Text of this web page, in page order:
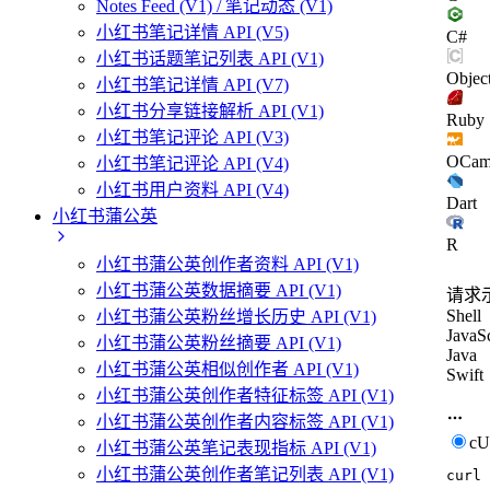
Notes Feed (V1) / 笔记动态 (V1)
小红书笔记详情 API (V5)
小红书话题笔记列表 API (V1)
小红书笔记详情 API (V7)
小红书分享链接解析 API (V1)
小红书笔记评论 API (V3)
小红书笔记评论 API (V4)
小红书用户资料 API (V4)
小红书蒲公英
小红书蒲公英创作者资料 API (V1)
小红书蒲公英数据摘要 API (V1)
小红书蒲公英粉丝增长历史 API (V1)
小红书蒲公英粉丝摘要 API (V1)
小红书蒲公英相似创作者 API (V1)
小红书蒲公英创作者特征标签 API (V1)
小红书蒲公英创作者内容标签 API (V1)
小红书蒲公英笔记表现指标 API (V1)
小红书蒲公英创作者笔记列表 API (V1)
C#
Ruby
Dart
R
请求
Shell
Java
Swift
curl